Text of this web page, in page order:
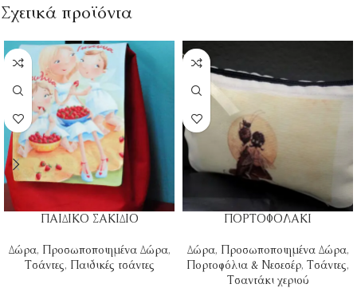
Σχετικά προϊόντα
ΠΑΙΔΙΚΟ ΣΑΚΙΔΙΟ
Δώρα, Προσωποποιημένα Δώρα,
Τσάντες, Παιδικές τσάντες
ΠΟΡΤΟΦΟΛΑΚΙ
Δώρα, Προσωποποιημένα Δώρα,
Πορτοφόλια & Νεσεσέρ, Τσάντες,
Τσαντάκι χεριού